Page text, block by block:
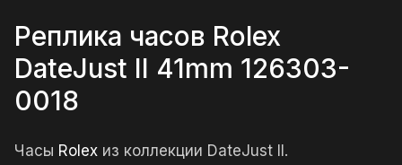
Реплика часов Rolex
DateJust II 41mm 126303-
0018
Часы Rolex из коллекции DateJust II.